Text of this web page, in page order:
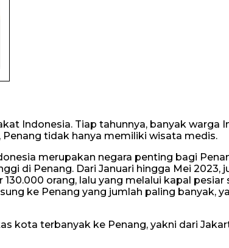
Indonesia. Tiap tahunnya, banyak warga
tidak hanya memiliki wisata medis.
merupakan negara penting bagi
di Penang. Dari Januari hingga Mei 2023,
orang, lalu yang melalui kapal pesiar
ke Penang yang jumlah paling banyak,
kota terbanyak ke Penang, yakni dari